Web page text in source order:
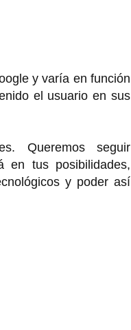
y varía en función
el usuario en sus
Queremos seguir
en tus posibilidades,
y poder así